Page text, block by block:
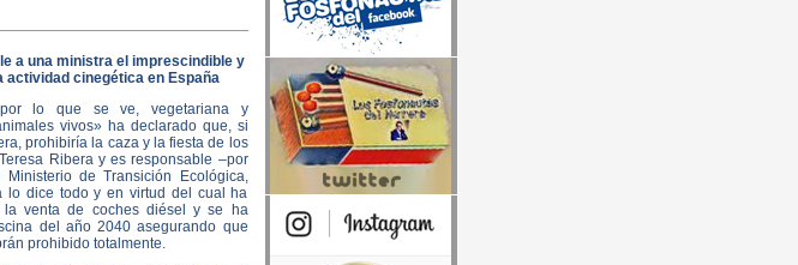
a una ministra el imprescindible y
actividad cinegética en España
por lo que se ve, vegetariana y
vivos» ha declarado que, si
prohibiría la caza y la fiesta de los
Ribera y es responsable –por
de Transición Ecológica,
lo dice todo y en virtud del cual ha
la venta de coches diésel y se ha
del año 2040 asegurando que
prohibido totalmente.